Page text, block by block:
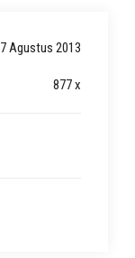
Agustus 2013
877 x